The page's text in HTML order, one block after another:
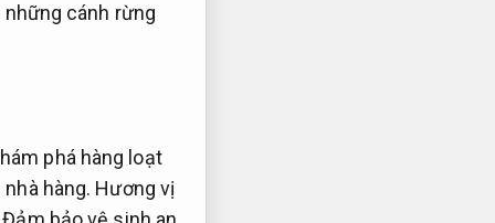
cánh rừng
phá hàng loạt
hàng. Hương vị